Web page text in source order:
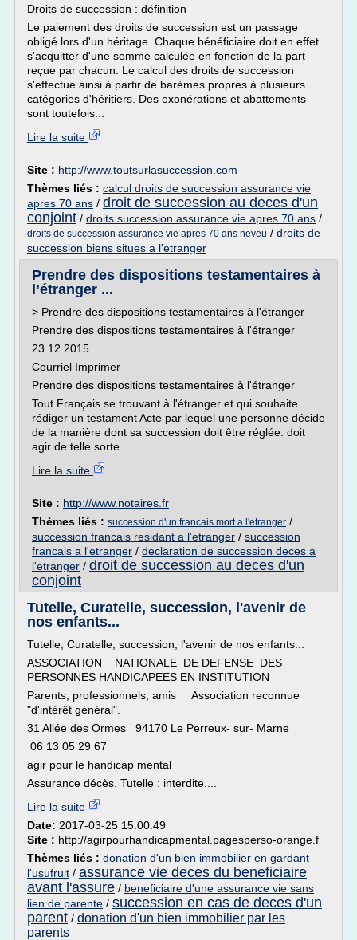
Droits de succession : définition
Le paiement des droits de succession est un passage
obligé lors d'un héritage. Chaque bénéficiaire doit en effet
s'acquitter d'une somme calculée en fonction de la part
reçue par chacun. Le calcul des droits de succession
s'effectue ainsi à partir de barèmes propres à plusieurs
catégories d'héritiers. Des exonérations et abattements
sont toutefois...
Lire la suite
Site : http://www.toutsurlasuccession.com
Thèmes liés : calcul droits de succession assurance vie
apres 70 ans / droit de succession au deces d'un
conjoint / droits succession assurance vie apres 70 ans /
droits de succession assurance vie apres 70 ans neveu / droits de
succession biens situes a l'etranger
Prendre des dispositions testamentaires à
l’étranger ...
> Prendre des dispositions testamentaires à l'étranger
Prendre des dispositions testamentaires à l'étranger
23.12.2015
Courriel Imprimer
Prendre des dispositions testamentaires à l'étranger
­­Tout Français se trouvant à l'étranger et qui souhaite
rédiger un testament Acte par lequel une personne décide
de la manière dont sa succession doit être réglée. doit
agir de telle sorte...
Lire la suite
Site : http://www.notaires.fr
Thèmes liés : succession d'un francais mort a l'etranger /
succession francais residant a l'etranger / succession
francais a l'etranger / declaration de succession deces a
l'etranger / droit de succession au deces d'un
conjoint
Tutelle, Curatelle, succession, l'avenir de
nos enfants...
Tutelle, Curatelle, succession, l'avenir de nos enfants...
ASSOCIATION NATIONALE DE DEFENSE DES
PERSONNES HANDICAPEES EN INSTITUTION
Parents, professionnels, amis Association reconnue
"d'intérêt général".
31 Allée des Ormes 94170 Le Perreux- sur- Marne
06 13 05 29 67
agir pour le handicap mental
Assurance décès. Tutelle : interdite....
Lire la suite
Date: 2017-03-25 15:00:49
Site : http://agirpourhandicapmental.pagesperso-orange.f
Thèmes liés : donation d'un bien immobilier en gardant
l'usufruit / assurance vie deces du beneficiaire
avant l'assure / beneficiaire d'une assurance vie sans
lien de parente / succession en cas de deces d'un
parent / donation d'un bien immobilier par les
parents